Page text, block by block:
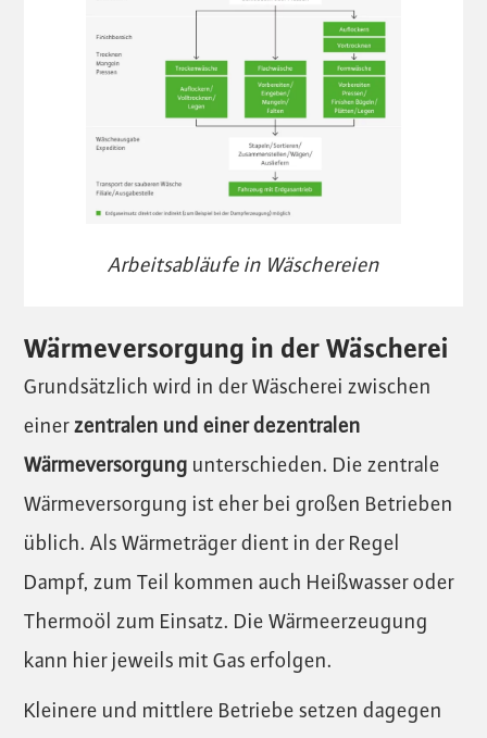
Arbeitsabläufe in Wäschereien
Wärmeversorgung in der Wäscherei
Grundsätzlich wird in der Wäscherei zwischen
einerzentralen und einer dezentralen
Wärmeversorgung unterschieden. Die zentrale
Wärmeversorgung ist eher bei großen Betrieben
üblich. Als Wärmeträger dient in der Regel
Dampf, zum Teil kommen auch Heißwasser oder
Thermoöl zum Einsatz. Die Wärmeerzeugung
kann hier jeweils mit Gas erfolgen.
Kleinere und mittlere Betriebe setzen dagegen